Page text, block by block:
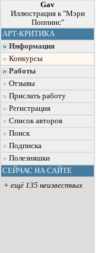
Gav
Иллюстрация к "Мэри
Поппинс"
АРТ-КРИТИКА
Информация
Конкурсы
Работы
Отзывы
Прислать работу
Регистрация
Список авторов
Поиск
Подписка
Полезняшки
СЕЙЧАС НА САЙТЕ
+ ещё 135 неизвестных